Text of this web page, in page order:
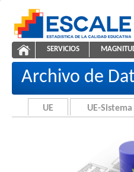
ESCALE - Unidad de
Archivo de Datos
NAVEGACIÓN
SERVICIOS
Archivo de
UE UE-